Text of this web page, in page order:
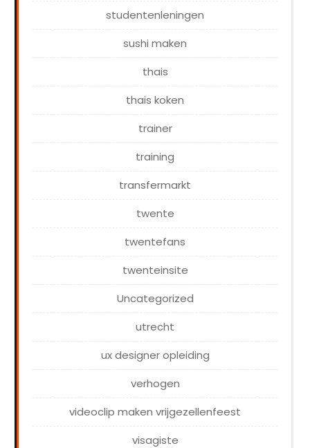
studentenleningen
sushi maken
thais
thais koken
trainer
training
transfermarkt
twente
twentefans
twenteinsite
Uncategorized
utrecht
ux designer opleiding
verhogen
videoclip maken vrijgezellenfeest
visagiste